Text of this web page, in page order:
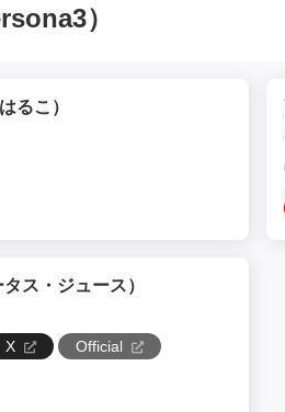
）
るこ）
ス・ジュース）
X Official